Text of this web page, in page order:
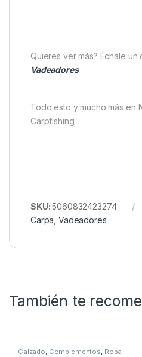
Quieres ver más? Échale un
Vadeadores
Todo esto y mucho más en
Carpfishing
SKU:5060832423274
Carpa ,Vadeadores
También te
Calzado, Complementos, Ropa